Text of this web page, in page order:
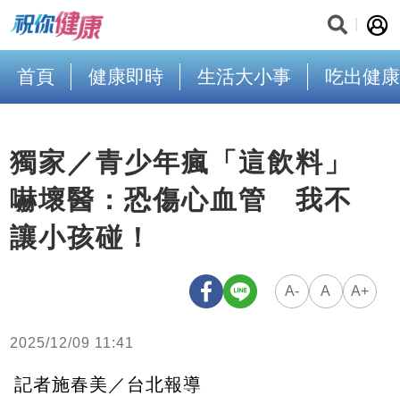
首頁 健康即時 生活大小事 吃出健康
獨家／青少年瘋「這飲料」
嚇壞醫：恐傷心血管 我不
讓小孩碰！
A- A A+
2025/12/09 11:41
記者施春美／台北報導